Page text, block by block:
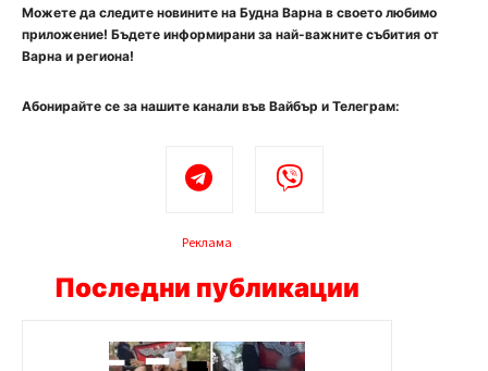
Можете да следите новините на Будна Варна в своето любимо
приложение! Бъдете информирани за най-важните събития от
Варна и региона!
Абонирайте се за нашите канали във Вайбър и Телеграм:
Реклама
Последни публикации